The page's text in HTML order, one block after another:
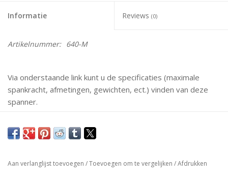
Informatie Reviews (0)
Artikelnummer: 640-M
Via onderstaande link kunt u de specificaties (maximale
spankracht, afmetingen, gewichten, ect.) vinden van deze
spanner.
Mochten er vragen zijn neem dan gerust contact met ons
op.
https://media.destaco.com/assetbank-
Aan verlanglijst toevoegen /Toevoegen om te vergelijken /Afdrukken